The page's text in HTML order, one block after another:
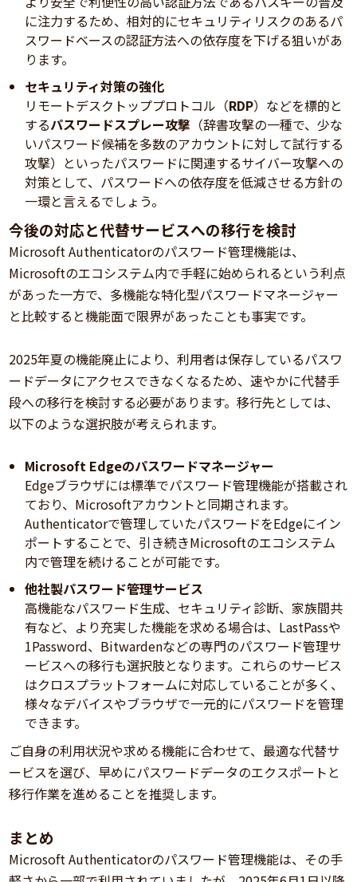
に注力するため、相対的にセキュリティリスクのあるパ
スワードベースの認証方法への依存度を下げる狙いがあ
ります。
セキュリティ対策の強化
リモートデスクトッププロトコル（RDP）などを標的と
するパスワードスプレー攻撃 （辞書攻撃の一種で、少な
いパスワード候補を多数のアカウントに対して試行する
攻撃）といったパスワードに関連するサイバー攻撃への
対策として、パスワードへの依存度を低減させる方針の
一環と言えるでしょう。
今後の対応と代替サービスへの移行を検討
Microsoft Authenticatorのパスワード管理機能は、
Microsoftのエコシステム内で手軽に始められるという利点
があった一方で、多機能な特化型パスワードマネージャー
と比較すると機能面で限界があったことも事実です。
2025年夏の機能廃止により、利用者は保存しているパスワ
ードデータにアクセスできなくなるため、速やかに代替手
段への移行を検討する必要があります。移行先としては、
以下のような選択肢が考えられます。
Microsoft Edgeのパスワードマネージャー
Edgeブラウザには標準でパスワード管理機能が搭載され
ており、Microsoftアカウントと同期されます。
Authenticatorで管理していたパスワードをEdgeにイン
ポートすることで、引き続きMicrosoftのエコシステム
内で管理を続けることが可能です。
他社製パスワード管理サービス
高機能なパスワード生成、セキュリティ診断、家族間共
有など、より充実した機能を求める場合は、LastPassや
1Password、Bitwardenなどの専門のパスワード管理サ
ービスへの移行も選択肢となります。これらのサービス
はクロスプラットフォームに対応していることが多く、
様々なデバイスやブラウザで一元的にパスワードを管理
できます。
ご自身の利用状況や求める機能に合わせて、最適な代替サ
ービスを選び、早めにパスワードデータのエクスポートと
移行作業を進めることを推奨します。
まとめ
Microsoft Authenticatorのパスワード管理機能は、その手